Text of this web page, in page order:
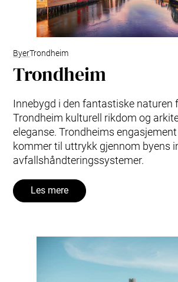
ByerTrondheim
Trondheim
Innebygd i den fantastiske naturen
Trondheim kulturell rikdom og
eleganse. Trondheims
kommer til uttrykk gjennom byens
avfallshåndteringssystemer.
Les mere